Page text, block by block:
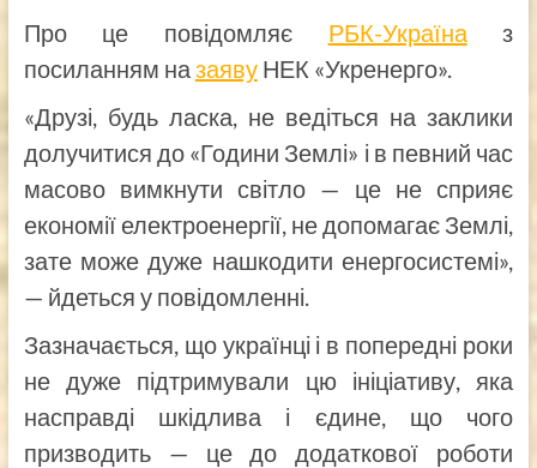
Про це повідомляє РБК-Україназ
посиланням назаявуНЕК «Укренерго».
«Друзі, будь ласка, не ведіться на заклики
долучитися до «Години Землі» і в певний час
масово вимкнути світло — це не сприяє
економії електроенергії, не допомагає Землі,
зате може дуже нашкодити енергосистемі»,
— йдеться у повідомленні.
Зазначається, що українці і в попередні роки
не дуже підтримували цю ініціативу, яка
насправді шкідлива і єдине, що чого
призводить — це до додаткової роботи